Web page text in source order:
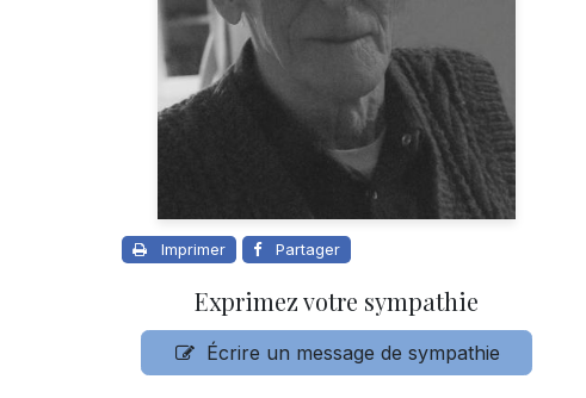
Imprimer Partager
Exprimez votre sympathie
Écrire un message de sympathie